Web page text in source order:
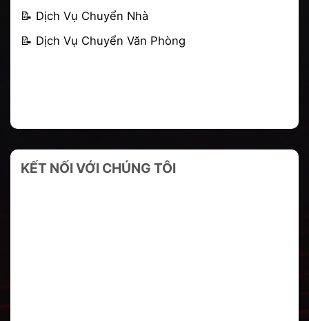
📝 Dịch Vụ Chuyển Nhà
📝 Dịch Vụ Chuyển Văn Phòng
KẾT NỐI VỚI CHÚNG TÔI